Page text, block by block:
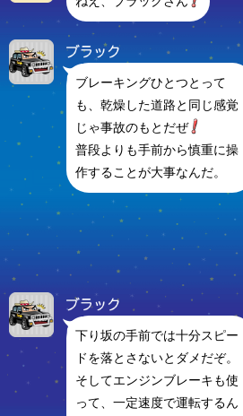
ブレーキングひとつとって
も、乾燥した道路と同じ感覚
じゃ事故のもとだぜ
普段よりも手前から慎重に操
作することが大事なんだ。
下り坂の手前では十分スピー
ドを落とさないとダメだぞ。
そしてエンジンブレーキも使
って、一定速度で運転するん